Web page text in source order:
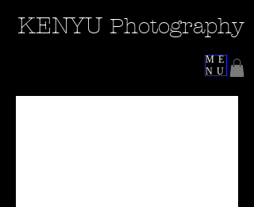
KENYU Photography
ME
NU